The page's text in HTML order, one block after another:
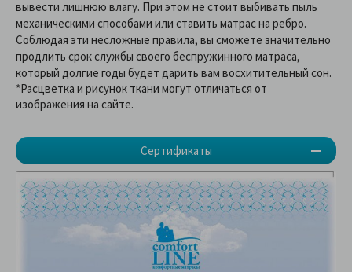
Сертификаты
вывести лишнюю влагу. При этом не стоит выбивать пыль
механическими способами или ставить матрас на ребро.
Соблюдая эти несложные правила, вы сможете значительно
продлить срок службы своего беспружинного матраса,
который долгие годы будет дарить вам восхитительный сон.
*Расцветка и рисунок ткани могут отличаться от
изображения на сайте.